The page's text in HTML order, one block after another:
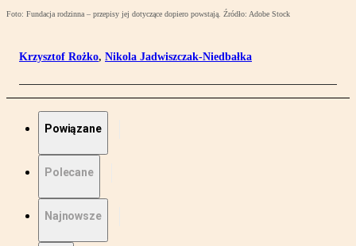
Foto: Fundacja rodzinna – przepisy jej dotyczące dopiero powstają. Źródło: Adobe Stock
Krzysztof Rożko, Nikola Jadwiszczak-Niedbałka
Powiązane
Polecane
Najnowsze